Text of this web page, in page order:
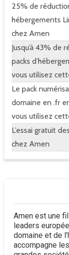
25% de
hébergements
chez Amen
Jusqu’à 43% de
packs
vous utilisez
Le pack
domaine en .fr
vous utilisez
L’essai gratuit
chez Amen
Amen est une
leaders
domaine et de
accompagne